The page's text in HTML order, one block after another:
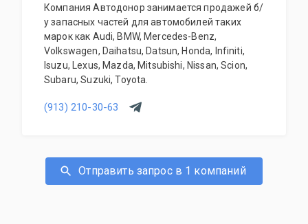
Компания Автодонор занимается продажей б/
у запасных частей для автомобилей таких
марок как Audi, BMW, Mercedes-Benz,
Volkswagen, Daihatsu, Datsun, Honda, Infiniti,
Isuzu, Lexus, Mazda, Mitsubishi, Nissan, Scion,
Subaru, Suzuki, Toyota.
(913) 210-30-63
Отправить запрос в 1 компаний